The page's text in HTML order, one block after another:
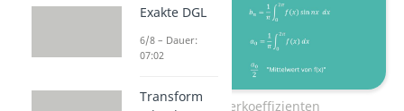
Fourierkoeffizienten
Exakte DGL
6/8 – Dauer:
07:02
Transform